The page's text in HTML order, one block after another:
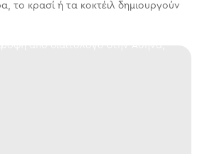
το κρασί ή τα κοκτέιλ δημιουργούν